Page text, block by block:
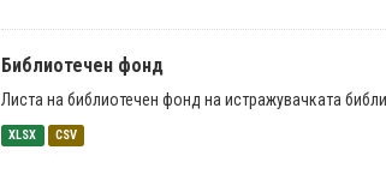
Библиотечен фонд
Листа на библиотечен фонд на истражувачката
XLSX CSV